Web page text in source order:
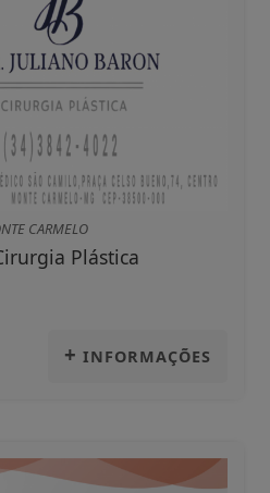
CARMELO
Plástica
+ INFORMAÇÕES